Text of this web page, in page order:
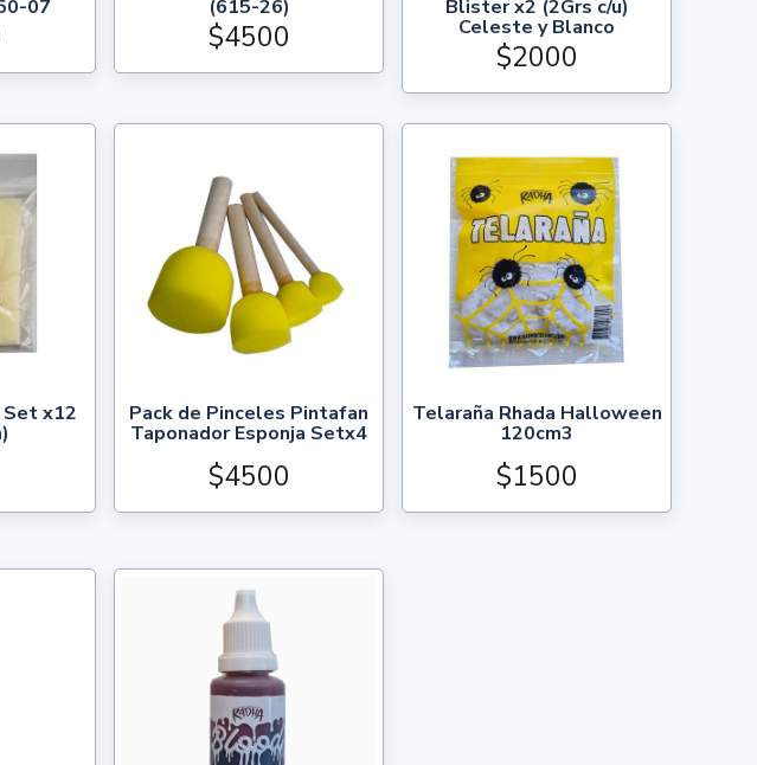
07 (615-26)
$4500
Blister x2 (2Grs c/u)
Celeste y Blanco
$2000
Set x12 Pack de Pinceles Pintafan
Taponador Esponja Setx4
$4500
Telaraña Rhada Halloween
120cm3
$1500